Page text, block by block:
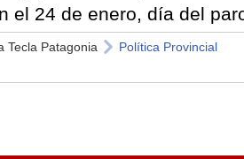
el 24 de enero, día del
Tecla Patagonia Política Provincial